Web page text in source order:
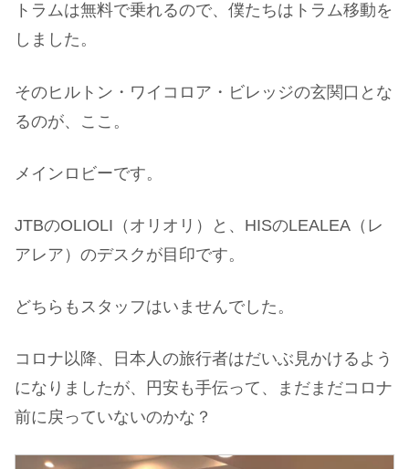
トラムは無料で乗れるので、僕たちはトラム移動を
しました。
そのヒルトン・ワイコロア・ビレッジの玄関口とな
るのが、ここ。
メインロビーです。
JTBのOLIOLI（オリオリ）と、HISのLEALEA（レ
アレア）のデスクが目印です。
どちらもスタッフはいませんでした。
コロナ以降、日本人の旅行者はだいぶ見かけるよう
になりましたが、円安も手伝って、まだまだコロナ
前に戻っていないのかな？